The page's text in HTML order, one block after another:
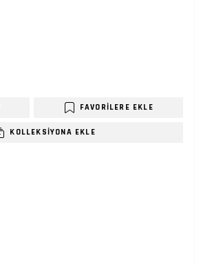
FAVORILERE EKLE
KOLLEKSIYONA EKLE